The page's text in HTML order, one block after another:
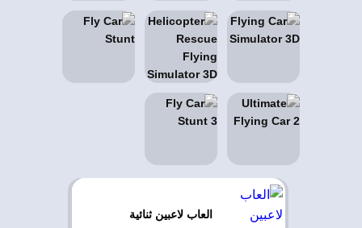
العاب لاعبين ثنائية